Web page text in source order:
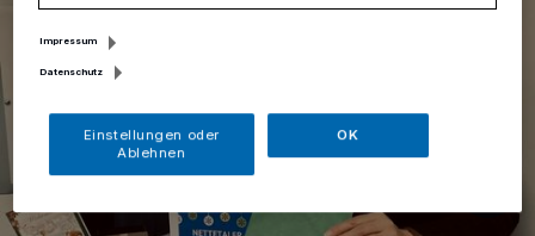
Impressum
Datenschutz
Einstellungen oder
Ablehnen
OK